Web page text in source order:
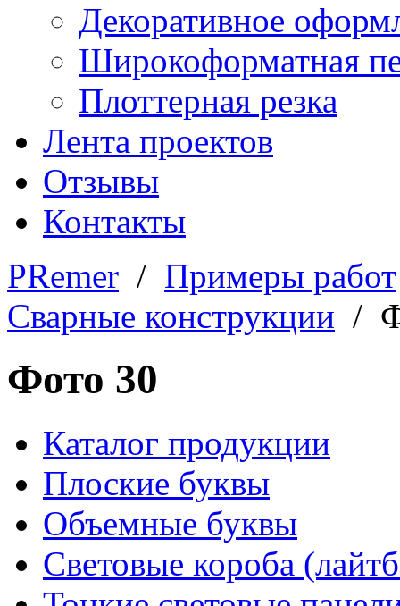
Декоративное
Широкоформатная
Плоттерная резка
Лента проектов
Отзывы
Контакты
PRemer / Примеры работ
Сварные конструкции /
Фото 30
Каталог продукции
Плоские буквы
Объемные буквы
Световые короба